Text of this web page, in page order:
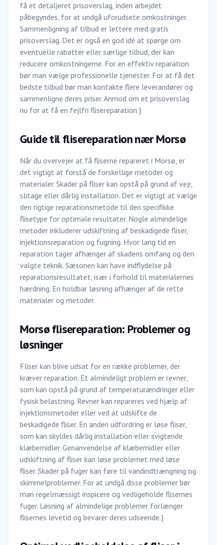
få et detaljeret prisoverslag, inden arbejdet
påbegyndes, for at undgå uforudsete omkostninger.
Sammenligning af tilbud er lettere med gratis
prisoverslag. Det er også en god idé at spørge om
eventuelle rabatter eller særlige tilbud, der kan
reducere omkostningerne. For en effektiv reparation
bør man vælge professionelle tjenester. For at få det
bedste tilbud bør man kontakte flere leverandører og
sammenligne deres priser. Anmod om et prisoverslag
nu for at få en fejlfri flisereparation.}
Guide til flisereparation nær Morsø
Når du overvejer at få fliserne repareret i Morsø, er
det vigtigt at forstå de forskellige metoder og
materialer. Skader på fliser kan opstå på grund af vejr,
slitage eller dårlig installation. Det er vigtigt at vælge
den rigtige reparationsmetode til den specifikke
flisetype for optimale resultater. Nogle almindelige
metoder inkluderer udskiftning af beskadigede fliser,
injektionsreparation og fugning. Hvor lang tid en
reparation tager afhænger af skadens omfang og den
valgte teknik. Sæsonen kan have indflydelse på
reparationsresultatet, især i forhold til materialernes
hærdning. En holdbar løsning afhænger af de rette
materialer og metoder.
Morsø flisereparation: Problemer og
løsninger
Fliser kan blive udsat for en række problemer, der
kræver reparation. Et almindeligt problem er revner,
som kan opstå på grund af temperaturændringer eller
fysisk belastning. Revner kan repareres ved hjælp af
injektionsmetoder eller ved at udskifte de
beskadigede fliser. En anden udfordring er løse fliser,
som kan skyldes dårlig installation eller svigtende
klæbemidler. Genanvendelse af klæbemidler eller
udskiftning af fliser kan løse problemet med løse
fliser. Skader på fuger kan føre til vandindtrængning og
skimmelproblemer. For at undgå disse problemer bør
man regelmæssigt inspicere og vedligeholde flisernes
fuger. Løsning af almindelige problemer forlænger
flisernes levetid og bevarer deres udseende.}